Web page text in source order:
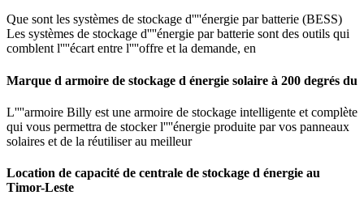
Que sont les systèmes de stockage d''''énergie par batterie (BESS)
Les systèmes de stockage d''''énergie par batterie sont des outils qui
comblent l''''écart entre l''''offre et la demande, en
Marque d armoire de stockage d énergie solaire à 200 degrés du
L''''armoire Billy est une armoire de stockage intelligente et complète
qui vous permettra de stocker l''''énergie produite par vos panneaux
solaires et de la réutiliser au meilleur
Location de capacité de centrale de stockage d énergie au
Timor-Leste